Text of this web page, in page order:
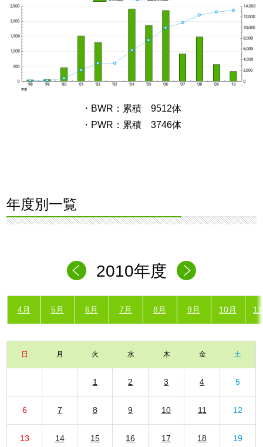
・BWR：累積 9512体
・PWR：累積 3746体
年度別一覧
2010年度
4月 5月 6月 7月 8月 9月 10月
日 月 火 水 木 金 土
1 2 3 4 5
6 7 8 9 10 11 12
13 14 15 16 17 18 19